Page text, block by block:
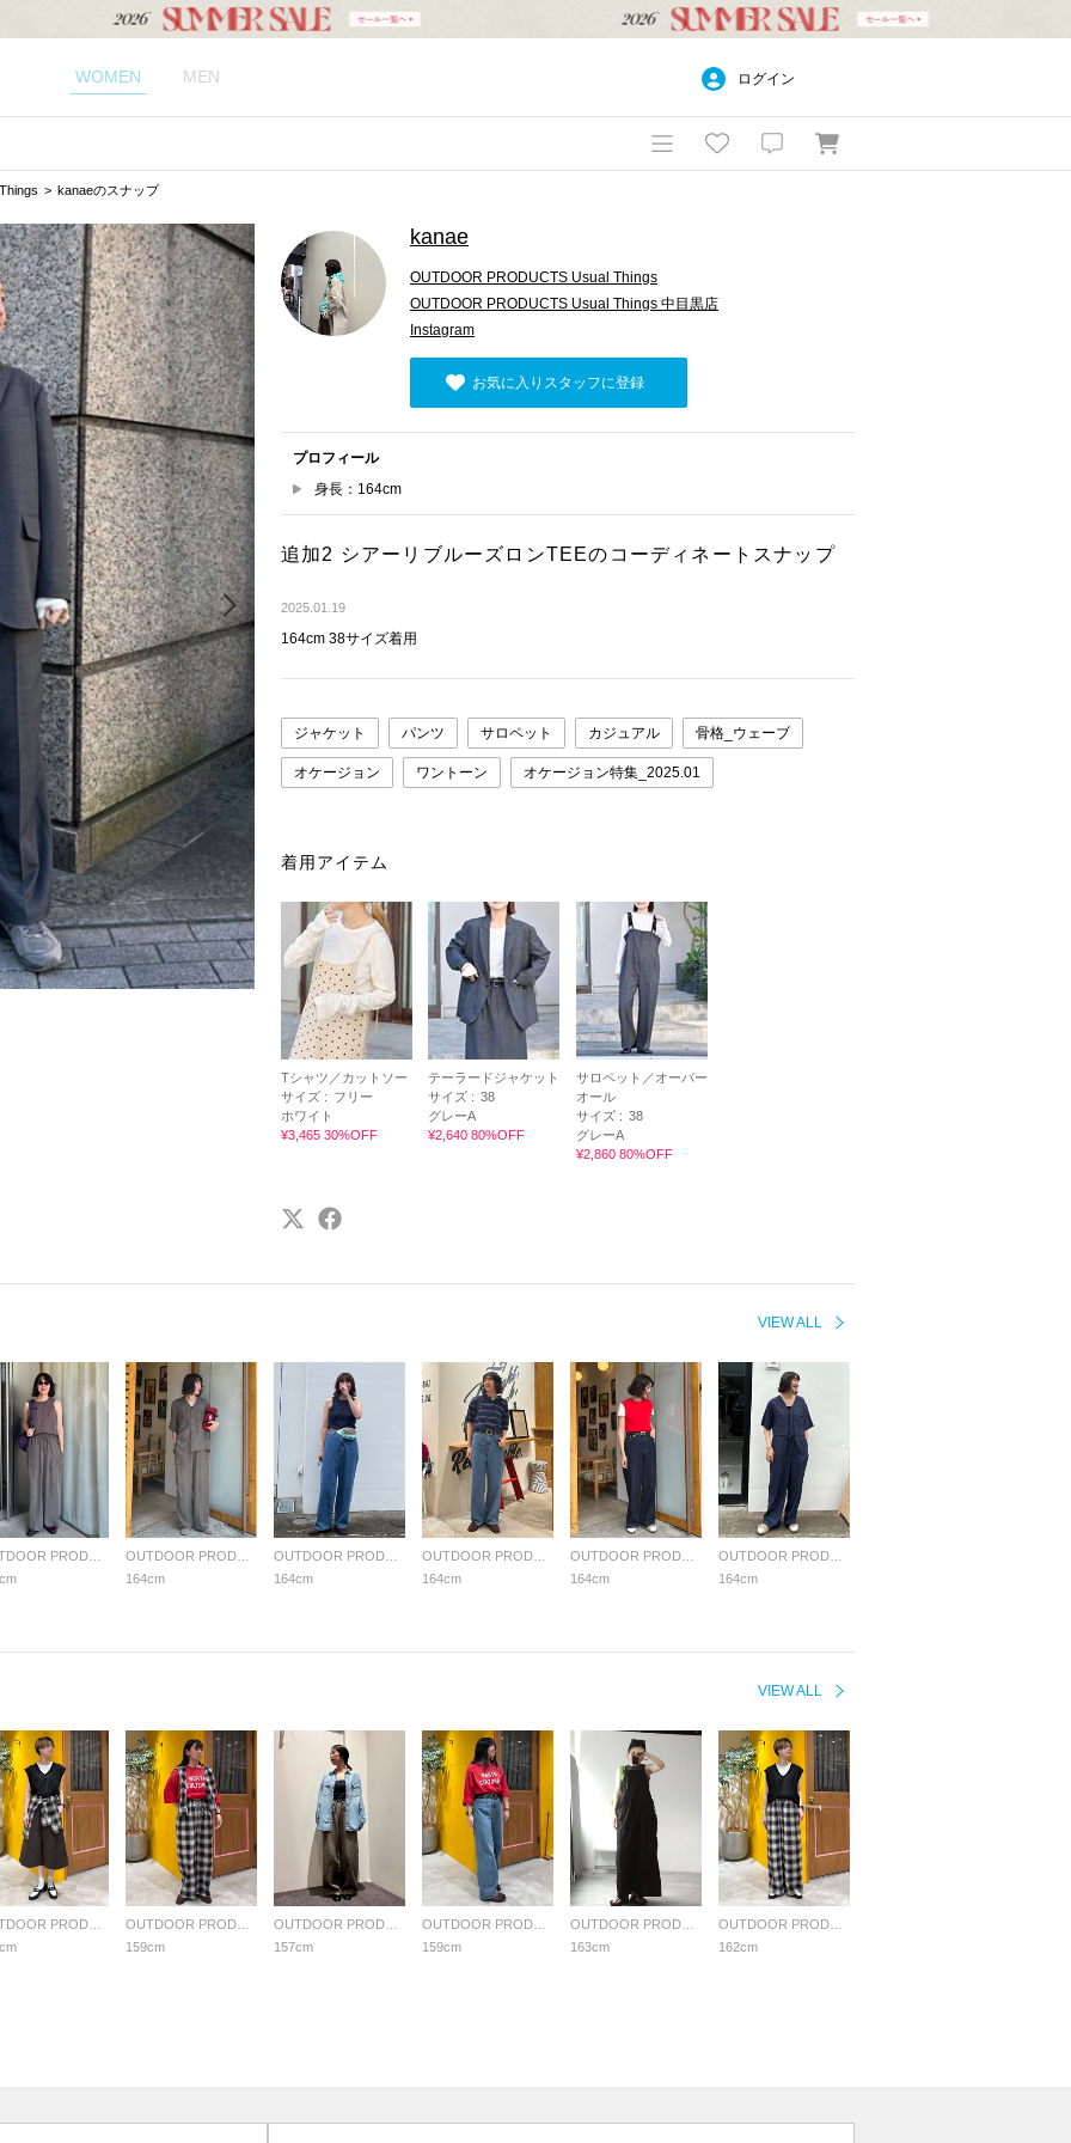
WOMEN MEN ログイン
kanaeのスナップ
kanae
OUTDOOR PRODUCTS Usual Things
OUTDOOR PRODUCTS Usual Things 中目黒店
Instagram
お気に入りスタッフに登録
プロフィール
身長：164cm
追加2 シアーリブルーズロンTEEのコーディネートスナップ
2025.01.19
164cm 38サイズ着用
ジャケット パンツ サロペット カジュアル 骨格_ウェーブ
オケージョン ワントーン オケージョン特集_2025.01
着用アイテム
Tシャツ／カットソー
サイズ : フリー
ホワイト
¥3,465 30%OFF
テーラードジャケット
サイズ : 38
グレーA
¥2,640 80%OFF
サロペット／オーバー
オール
サイズ : 38
グレーA
¥2,860 80%OFF
VIEW ALL
164cm
164cm
164cm
164cm
164cm
VIEW ALL
159cm
157cm
159cm
163cm
162cm